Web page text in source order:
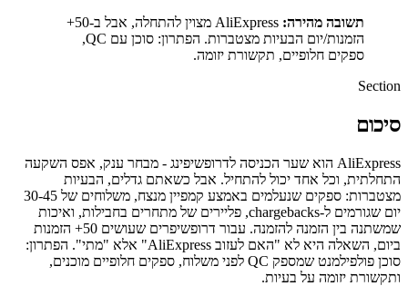
תשובה מהירה:
AliExpress מצוין להתחלה, אבל ב-50+
הזמנות/יום הבעיות מצטברות. הפתרון: סוכן עם QC,
ספקים חלופיים, תקשורת יזומה.
Section
סיכום
AliExpress הוא שער הכניסה לדרופשיפינג - מבחר ענק, אפס השקעה
התחלתית, וכל אחד יכול להתחיל. אבל כשאתם גדלים, הבעיות
מצטברות: ספקים שנעלמים באמצע קמפיין מנצח, משלוחים של 30-45
יום שגורמים ל-chargebacks, פליירים של מתחרים בחבילות, ואיכות
שמשתנה בין הזמנה להזמנה. עבור דרופשיפרים שעושים 50+ הזמנות
ביום, השאלה היא לא "האם לעזוב AliExpress" אלא "מתי". הפתרון:
סוכן פולפילמנט שמספק QC לפני משלוח, ספקים חלופיים מוכנים,
ותקשורת יזומה על בעיות.